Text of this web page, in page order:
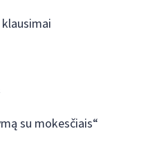
su mokesčiais“